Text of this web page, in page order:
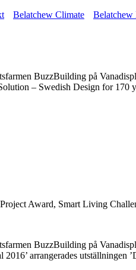
Belatchew Climate Belatchew
BuzzBuilding på
– Swedish Design for 170
Award, Smart Living
BuzzBuilding på
arrangerades